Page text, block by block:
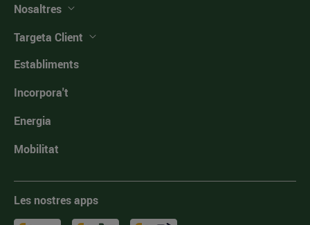
Nosaltres
Targeta Client
Establiments
Incorpora't
Energia
Mobilitat
Les nostres apps